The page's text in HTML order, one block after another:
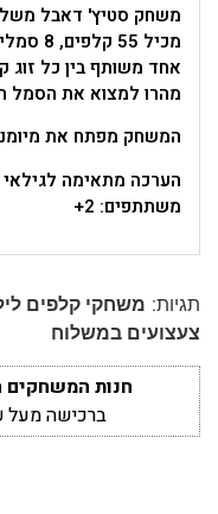
משחק סטיץ' דאבל משלב
מכיל
אחד משותף בין כל זוג
מהרו למצוא את הסמל
המשחק מפתח את
הערכה מתאימה לגילאי 6+
משתתפים: 2+
תגיות: משחקי קלפים
צעצועים במשלוח
חנות המשחקים
ברכישה מעל 250₪ שליח עד הבית חינם